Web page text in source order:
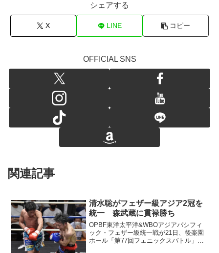
シェアする
X LINE コピー
OFFICIAL SNS
関連記事
清水聡がフェザー級アジア2冠を
統一 森武蔵に貫禄勝ち
OPBF東洋太平洋&WBOアジアパシフィ
ック・フェザー級統一戦が21日、後楽園
ホール「第77回フェニックスバトル」の